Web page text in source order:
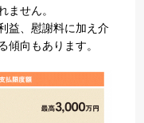
ません。
益、慰謝料に加え介
傾向もあります。